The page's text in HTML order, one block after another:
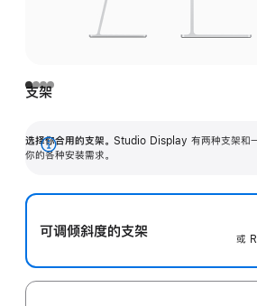
支架
选择你合用的支架。 Studio Display 有两种支架和一
你的各种安装需求。
展
可调倾斜度的支架
或